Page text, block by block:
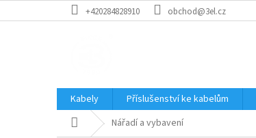
na
+420284828910 obchod@3el.cz
Kabely Příslušenství ke kabelům
Domů Nářadí a vybavení